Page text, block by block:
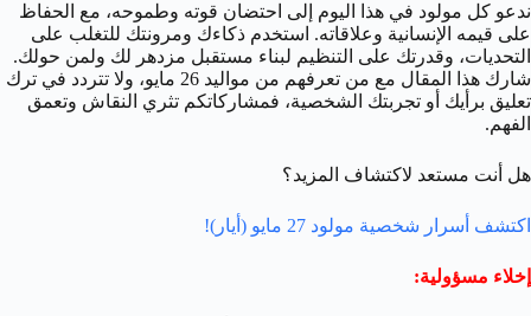
ندعو كل مولود في هذا اليوم إلى احتضان قوته وطموحه، مع الحفاظ
على قيمه الإنسانية وعلاقاته. استخدم ذكاءك ومرونتك للتغلب على
التحديات، وقدرتك على التنظيم لبناء مستقبل مزدهر لك ولمن حولك.
شارك هذا المقال مع من تعرفهم من مواليد 26 مايو، ولا تتردد في ترك
تعليق برأيك أو تجربتك الشخصية، فمشاركاتكم تثري النقاش وتعمق
الفهم.
هل أنت مستعد لاكتشاف المزيد؟
اكتشف أسرار شخصية مولود 27 مايو (أيار)!
إخلاء مسؤولية: